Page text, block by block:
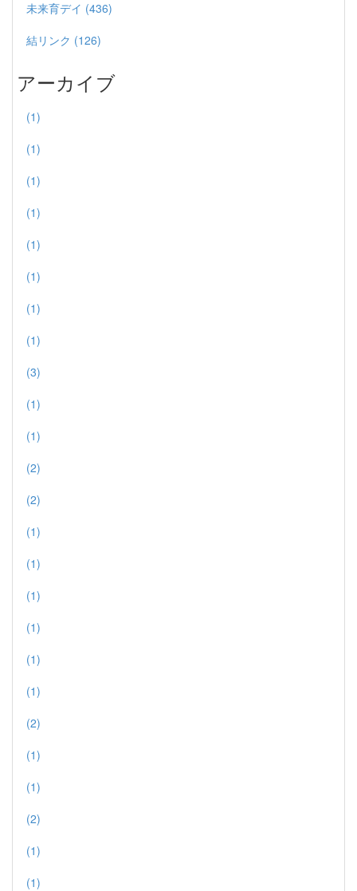
未来育デイ (436)
結リンク (126)
アーカイブ
(1)
(1)
(1)
(1)
(1)
(1)
(1)
(1)
(3)
(1)
(1)
(2)
(2)
(1)
(1)
(1)
(1)
(1)
(1)
(2)
(1)
(1)
(2)
(1)
(1)